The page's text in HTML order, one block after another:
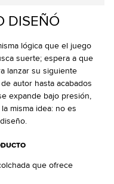
DISEÑÓ
lógica que el juego
suerte; espera a que
lanzar su siguiente
autor hasta acabados
expande bajo presión,
misma idea: no es
que ofrece